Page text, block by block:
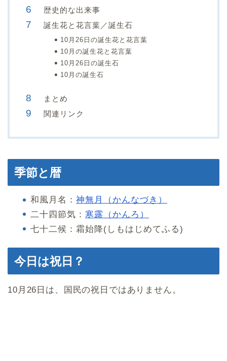
歴史的な出来事
誕生花と花言葉／誕生石
10月26日の誕生花と花言葉
10月の誕生花と花言葉
10月26日の誕生石
10月の誕生石
まとめ
関連リンク
季節と暦
和風月名： 神無月（かんなづき）
二十四節気： 寒露（かんろ）
七十二候：霜始降(しもはじめてふる)
今日は祝日？
10月26日は、国民の祝日ではありません。